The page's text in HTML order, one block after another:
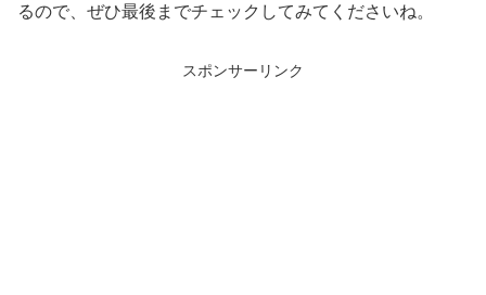
るので、ぜひ最後までチェックしてみてくださいね。
スポンサーリンク